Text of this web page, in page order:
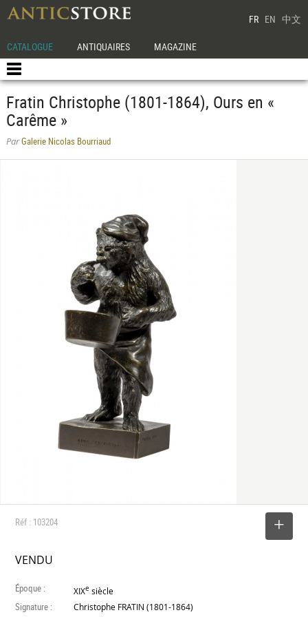
FR EN 中文
CATALOGUE ANTIQUAIRES MAGAZINE
Fratin Christophe (1801-1864), Ours en «
Carême »
ParGalerie Nicolas Bourriaud
Réf : 103204
VENDU
Époque : XIXe siècle
Signature : Christophe FRATIN (1801-1864)